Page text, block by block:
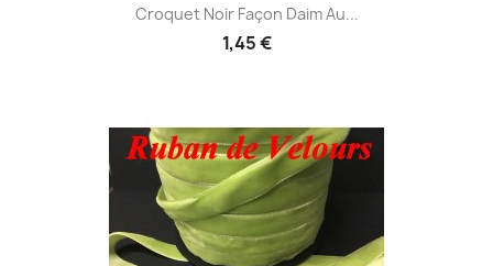
Croquet Noir Façon Daim Au...
1,45 €